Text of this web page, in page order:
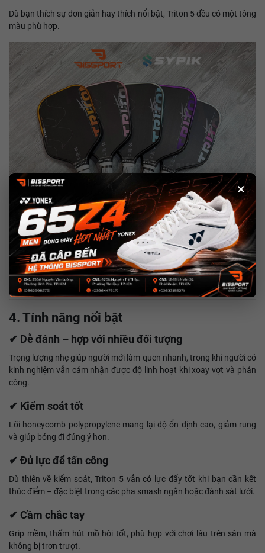
×
Dù bạn thích sự đơn giản hay thích nổi bật, Triton 5 đều có một tông
màu phù hợp.
4. Tính năng nổi bật
✔ Dễ đánh – hợp với nhiều đối tượng
Trọng lượng nhẹ giúp người mới làm quen nhanh, trong khi người có
kinh nghiệm vẫn cảm nhận được độ linh hoạt khi xoay vợt và phản
công.
✔ Kiểm soát tốt
Lõi honeycomb polypropylene mang lại độ ổn định cao, giảm rung
và giúp bóng đi đúng ý hơn.
✔ Đủ lực để tấn công
Dù thiên về kiểm soát, Triton 5 vẫn có lực đẩy tốt khi bạn cần kết
thúc điểm – đặc biệt trong các pha smash ngắn hoặc đánh sát lưới.
✔ Cầm chắc tay
Grip mềm, thấm hút mồ hôi tốt, phù hợp với chơi lâu trên sân mà
không bị trơn trượt.